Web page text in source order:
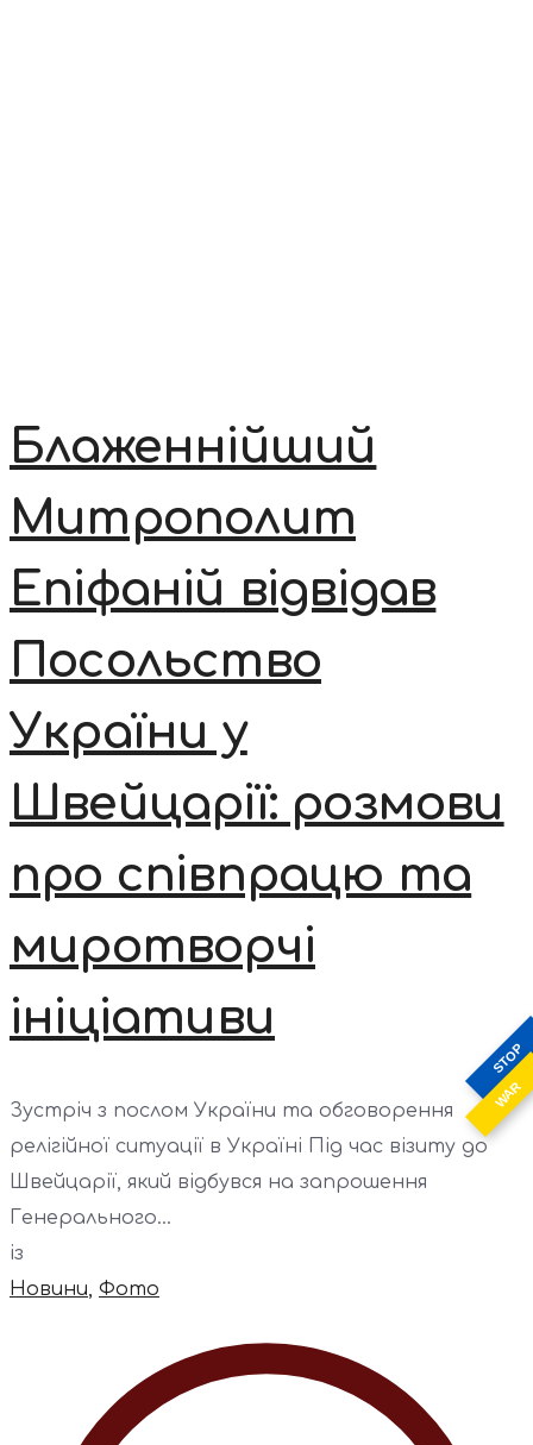
STOP
WAR
Блаженнійший
Митрополит
Епіфаній відвідав
Посольство
України у
Швейцарії: розмови
про співпрацю та
миротворчі
ініціативи
Зустріч з послом України та обговорення
релігійної ситуації в Україні Під час візиту до
Швейцарії, який відбувся на запрошення
Генерального...
із
Новини, Фото